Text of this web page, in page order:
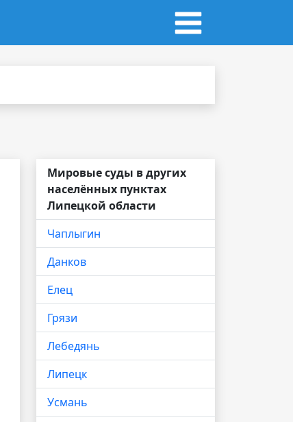
Мировые суды в других
населённых пунктах
Липецкой области
Чаплыгин
Данков
Елец
Грязи
Лебедянь
Липецк
Усмань